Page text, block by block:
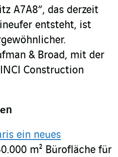
A7A8“, das derzeit
entsteht, ist
& Broad, mit der
Construction
ein neues
m² Bürofläche für